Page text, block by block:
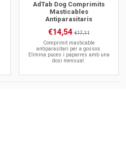
AdTab Dog Comprimits
Masticables
Antiparasitaris
€14,54€17,11
Comprimit masticable
antiparasitari per a gossos.
Elimina puces i paparres amb una
dosi mensual.